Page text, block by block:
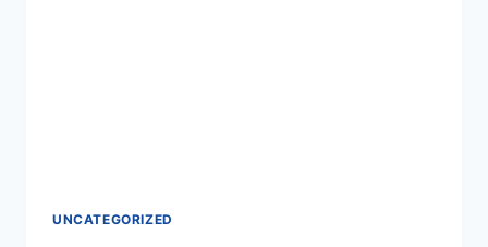
UNCATEGORIZED